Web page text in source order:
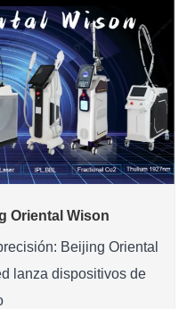
Oriental Wison
Beijing Oriental
lanza dispositivos de